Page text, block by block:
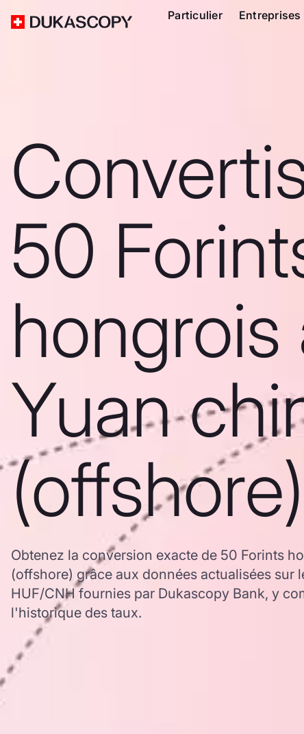
Particulier Entreprises
50
hongrois
Yuan
(offshore)
Obtenez la conversion exacte de 50 Forints
(offshore) grâce aux données actualisées sur
HUF/CNH fournies par Dukascopy Bank, y
l'historique des taux.